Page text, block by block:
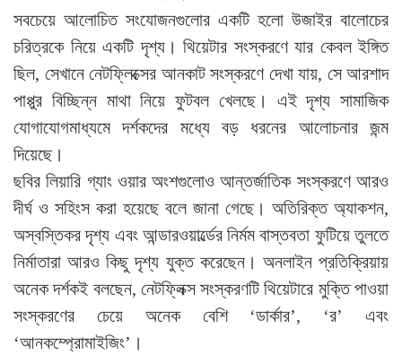
সবচেয়ে আলোচিত সংযোজনগুলোর একটি হলো উজাইর বালোচের
চরিত্রকে নিয়ে একটি দৃশ্য। থিয়েটার সংস্করণে যার কেবল ইঙ্গিত
ছিল, সেখানে নেটফ্লিক্সের আনকাট সংস্করণে দেখা যায়, সে আরশাদ
পাপ্পুর বিচ্ছিন্ন মাথা নিয়ে ফুটবল খেলছে। এই দৃশ্য সামাজিক
যোগাযোগমাধ্যমে দর্শকদের মধ্যে বড় ধরনের আলোচনার জন্ম
দিয়েছে।
ছবির লিয়ারি গ্যাং ওয়ার অংশগুলোও আন্তর্জাতিক সংস্করণে আরও
দীর্ঘ ও সহিংস করা হয়েছে বলে জানা গেছে। অতিরিক্ত অ্যাকশন,
অস্বস্তিকর দৃশ্য এবং আন্ডারওয়ার্ল্ডের নির্মম বাস্তবতা ফুটিয়ে তুলতে
নির্মাতারা আরও কিছু দৃশ্য যুক্ত করেছেন। অনলাইন প্রতিক্রিয়ায়
অনেক দর্শকই বলছেন, নেটফ্লিক্স সংস্করণটি থিয়েটারে মুক্তি পাওয়া
সংস্করণের চেয়ে অনেক বেশি ‘ডার্কার’, ‘র’ এবং
‘আনকম্প্রোমাইজিং’।